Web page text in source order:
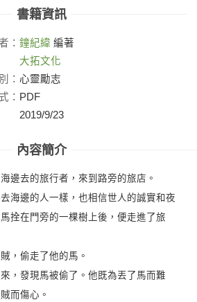
書籍資訊
： 鐘紀緯 編著
大拓文化
別： 心靈勵志
： PDF
2019/9/23
內容簡介
邊去的旅行者，來到路旁的旅店。
海邊的人一樣，也相信世人的誠實和夜
拴在門旁的一棵樹上後，便走進了旅
，偷走了他的馬。
，發現馬被偷了。他既為丟了馬而難
而傷心。